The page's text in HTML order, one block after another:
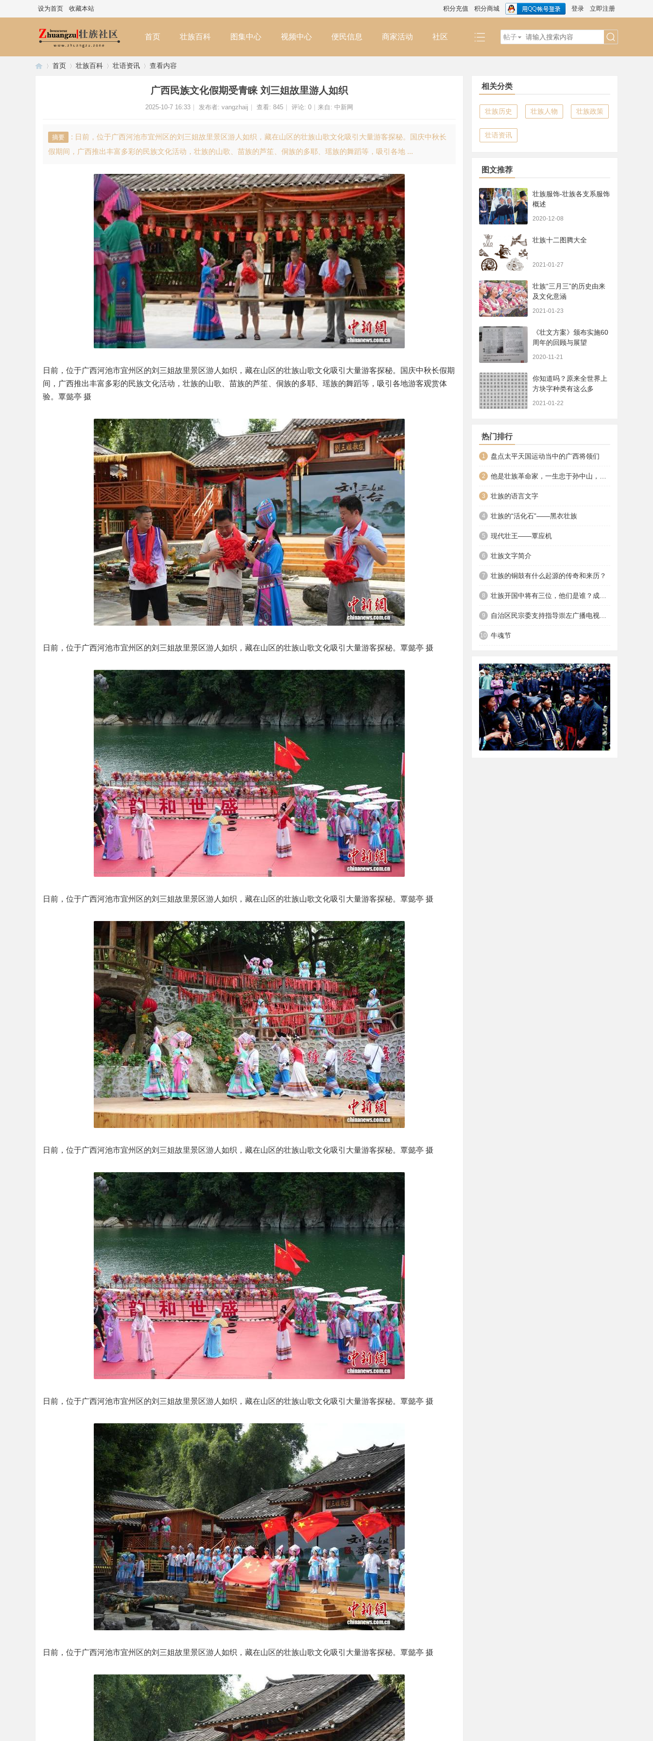
设为首页 收藏本站 积分充值 积分商城 登录 立即注册
首页 壮族百科 图集中心 视频中心 便民信息 商家活动 社区 帖子
首页 壮族百科 壮语资讯 查看内容
广西民族文化假期受青睐 刘三姐故里游人如织
2025-10-7 16:33 发布者: vangzhaij 查看: 845 评论: 0 来自: 中新网
摘要
: 日前，位于广西河池市宜州区的刘三姐故里景区游人如织，藏在山区的壮族山歌文化吸引大量游客探秘。国庆中秋长
假期间，广西推出丰富多彩的民族文化活动，壮族的山歌、苗族的芦笙、侗族的多耶、瑶族的舞蹈等，吸引各地 ...
日前，位于广西河池市宜州区的刘三姐故里景区游人如织，藏在山区的壮族山歌文化吸引大量游客探秘。国庆中秋长假期
间，广西推出丰富多彩的民族文化活动，壮族的山歌、苗族的芦笙、侗族的多耶、瑶族的舞蹈等，吸引各地游客观赏体
验。覃懿亭 摄
日前，位于广西河池市宜州区的刘三姐故里景区游人如织，藏在山区的壮族山歌文化吸引大量游客探秘。覃懿亭 摄
日前，位于广西河池市宜州区的刘三姐故里景区游人如织，藏在山区的壮族山歌文化吸引大量游客探秘。覃懿亭 摄
日前，位于广西河池市宜州区的刘三姐故里景区游人如织，藏在山区的壮族山歌文化吸引大量游客探秘。覃懿亭 摄
日前，位于广西河池市宜州区的刘三姐故里景区游人如织，藏在山区的壮族山歌文化吸引大量游客探秘。覃懿亭 摄
日前，位于广西河池市宜州区的刘三姐故里景区游人如织，藏在山区的壮族山歌文化吸引大量游客探秘。覃懿亭 摄
相关分类
壮族历史 壮族人物 壮族政策
壮语资讯
图文推荐
壮族服饰-壮族各支系服饰
概述
2020-12-08
壮族十二图腾大全
2021-01-27
壮族“三月三”的历史由来
及文化意涵
2021-01-23
《壮文方案》颁布实施60
周年的回顾与展望
2020-11-21
你知道吗？原来全世界上
方块字种类有这么多
2021-01-22
热门排行
1 盘点太平天国运动当中的广西将领们
2
3 壮族的语言文字
4 壮族的“活化石”——黑衣壮族
5 现代壮王——覃应机
6 壮族文字简介
7 壮族的铜鼓有什么起源的传奇和来历？
8
9
10 牛魂节